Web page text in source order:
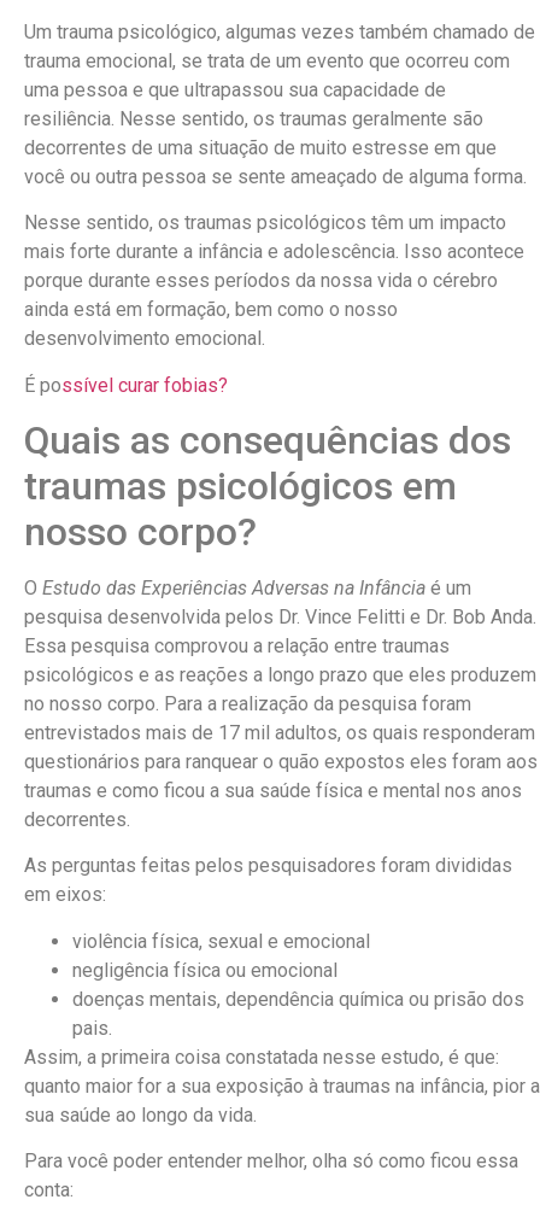
Um trauma psicológico, algumas vezes também chamado de
trauma emocional, se trata de um evento que ocorreu com
uma pessoa e que ultrapassou sua capacidade de
resiliência. Nesse sentido, os traumas geralmente são
decorrentes de uma situação de muito estresse em que
você ou outra pessoa se sente ameaçado de alguma forma.
Nesse sentido, os traumas psicológicos têm um impacto
mais forte durante a infância e adolescência. Isso acontece
porque durante esses períodos da nossa vida o cérebro
ainda está em formação, bem como o nosso
desenvolvimento emocional.
É possível curar fobias?
Quais as consequências dos
traumas psicológicos em
nosso corpo?
O Estudo das Experiências Adversas na Infância é um
pesquisa desenvolvida pelos Dr. Vince Felitti e Dr. Bob Anda.
Essa pesquisa comprovou a relação entre traumas
psicológicos e as reações a longo prazo que eles produzem
no nosso corpo. Para a realização da pesquisa foram
entrevistados mais de 17 mil adultos, os quais responderam
questionários para ranquear o quão expostos eles foram aos
traumas e como ficou a sua saúde física e mental nos anos
decorrentes.
As perguntas feitas pelos pesquisadores foram divididas
em eixos:
violência física, sexual e emocional
negligência física ou emocional
doenças mentais, dependência química ou prisão dos
pais.
Assim, a primeira coisa constatada nesse estudo, é que:
quanto maior for a sua exposição à traumas na infância, pior a
sua saúde ao longo da vida.
Para você poder entender melhor, olha só como ficou essa
conta: